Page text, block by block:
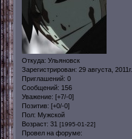
Откуда: Ульяновск
Зарегистрирован: 29 августа, 2011г.
Приглашений: 0
Сообщений: 156
Уважение: [+7/-0]
Позитив: [+0/-0]
Пол: Мужской
Возраст: 31 [1995-01-22]
Провел на форуме: